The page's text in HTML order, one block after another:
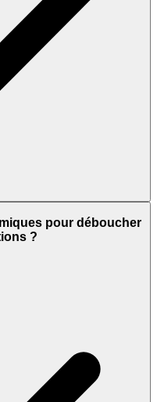
pour déboucher
?